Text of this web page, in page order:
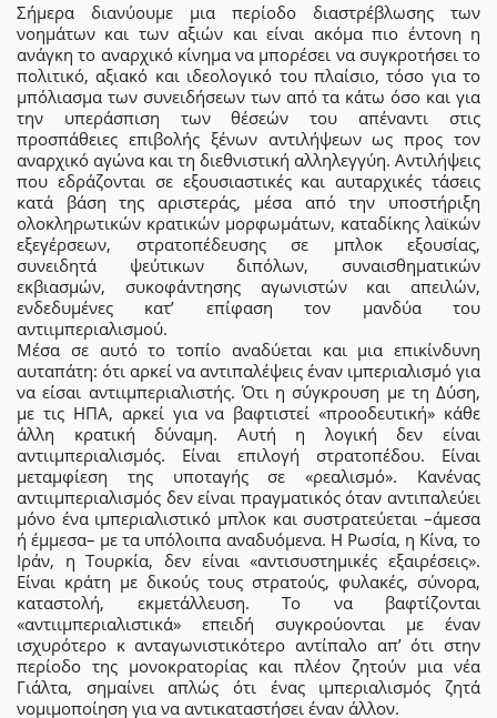
Σήμερα διανύουμε μια περίοδο διαστρέβλωσης των
νοημάτων και των αξιών και είναι ακόμα πιο έντονη η
ανάγκη το αναρχικό κίνημα να μπορέσει να συγκροτήσει το
πολιτικό, αξιακό και ιδεολογικό του πλαίσιο, τόσο για το
μπόλιασμα των συνειδήσεων των από τα κάτω όσο και για
την υπεράσπιση των θέσεών του απέναντι στις
προσπάθειες επιβολής ξένων αντιλήψεων ως προς τον
αναρχικό αγώνα και τη διεθνιστική αλληλεγγύη. Αντιλήψεις
που εδράζονται σε εξουσιαστικές και αυταρχικές τάσεις
κατά βάση της αριστεράς, μέσα από την υποστήριξη
ολοκληρωτικών κρατικών μορφωμάτων, καταδίκης λαϊκών
εξεγέρσεων, στρατοπέδευσης σε μπλοκ εξουσίας,
συνειδητά ψεύτικων διπόλων, συναισθηματικών
εκβιασμών, συκοφάντησης αγωνιστών και απειλών,
ενδεδυμένες κατ’ επίφαση τον μανδύα του
αντιιμπεριαλισμού.
Μέσα σε αυτό το τοπίο αναδύεται και μια επικίνδυνη
αυταπάτη: ότι αρκεί να αντιπαλέψεις έναν ιμπεριαλισμό για
να είσαι αντιιμπεριαλιστής. Ότι η σύγκρουση με τη Δύση,
με τις ΗΠΑ, αρκεί για να βαφτιστεί «προοδευτική» κάθε
άλλη κρατική δύναμη. Αυτή η λογική δεν είναι
αντιιμπεριαλισμός. Είναι επιλογή στρατοπέδου. Είναι
μεταμφίεση της υποταγής σε «ρεαλισμό». Κανένας
αντιιμπεριαλισμός δεν είναι πραγματικός όταν αντιπαλεύει
μόνο ένα ιμπεριαλιστικό μπλοκ και συστρατεύεται –άμεσα
ή έμμεσα– με τα υπόλοιπα αναδυόμενα. Η Ρωσία, η Κίνα, το
Ιράν, η Τουρκία, δεν είναι «αντισυστημικές εξαιρέσεις».
Είναι κράτη με δικούς τους στρατούς, φυλακές, σύνορα,
καταστολή, εκμετάλλευση. Το να βαφτίζονται
«αντιιμπεριαλιστικά» επειδή συγκρούονται με έναν
ισχυρότερο κ ανταγωνιστικότερο αντίπαλο απ’ ότι στην
περίοδο της μονοκρατορίας και πλέον ζητούν μια νέα
Γιάλτα, σημαίνει απλώς ότι ένας ιμπεριαλισμός ζητά
νομιμοποίηση για να αντικαταστήσει έναν άλλον.